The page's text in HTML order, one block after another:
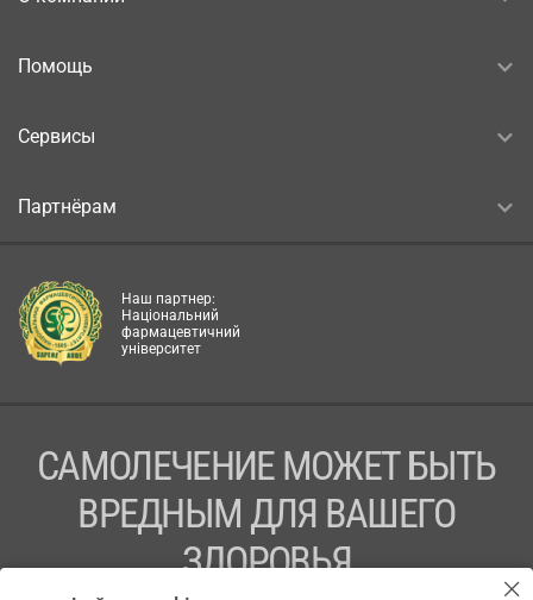
Помощь
Сервисы
Партнёрам
Наш партнер:
Національний
фармацевтичний
університет
САМОЛЕЧЕНИЕ МОЖЕТ БЫТЬ
ВРЕДНЫМ ДЛЯ ВАШЕГО
ЗДОРОВЬЯ